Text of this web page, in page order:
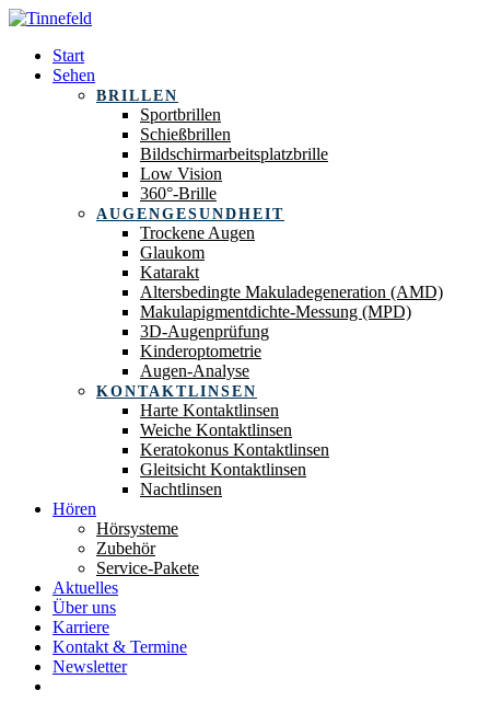
Start
Sehen
BRILLEN
Sportbrillen
Schießbrillen
Bildschirmarbeitsplatzbrille
Low Vision
360°-Brille
AUGENGESUNDHEIT
Trockene Augen
Glaukom
Katarakt
Altersbedingte Makuladegeneration (AMD)
Makulapigmentdichte-Messung (MPD)
3D-Augenprüfung
Kinderoptometrie
Augen-Analyse
KONTAKTLINSEN
Harte Kontaktlinsen
Weiche Kontaktlinsen
Keratokonus Kontaktlinsen
Gleitsicht Kontaktlinsen
Nachtlinsen
Hören
Hörsysteme
Zubehör
Service-Pakete
Aktuelles
Über uns
Karriere
Kontakt & Termine
Newsletter